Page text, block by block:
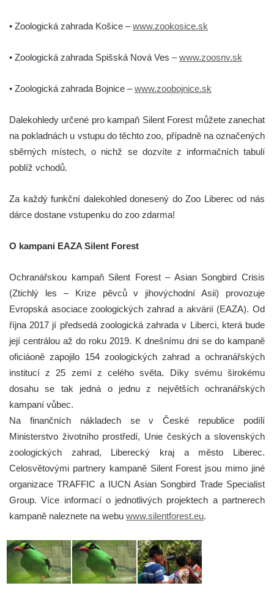
• Zoologická zahrada Košice –www.zookosice.sk
• Zoologická zahrada Spišská Nová Ves –www.zoosnv.sk
• Zoologická zahrada Bojnice –www.zoobojnice.sk
Dalekohledy určené pro kampaň Silent Forest můžete zanechat
na pokladnách u vstupu do těchto zoo, případně na označených
sběrných místech, o nichž se dozvíte z informačních tabulí
poblíž vchodů.
Za každý funkční dalekohled donesený do Zoo Liberec od nás
dárce dostane vstupenku do zoo zdarma!
O kampani EAZA Silent Forest
Ochranářskou kampaň Silent Forest – Asian Songbird Crisis
(Ztichlý les – Krize pěvců v jihovýchodní Asii) provozuje
Evropská asociace zoologických zahrad a akvárií (EAZA). Od
října 2017 jí předsedá zoologická zahrada v Liberci, která bude
její centrálou až do roku 2019. K dnešnímu dni se do kampaně
oficiáoně zapojilo 154 zoologických zahrad a ochranářských
institucí z 25 zemí z celého světa. Díky svému širokému
dosahu se tak jedná o jednu z největších ochranářských
kampaní vůbec.
Na finančních nákladech se v České republice podílí
Ministerstvo životního prostředí, Unie českých a slovenských
zoologických zahrad, Liberecký kraj a město Liberec.
Celosvětovými partnery kampaně Silent Forest jsou mimo jiné
organizace TRAFFIC a IUCN Asian Songbird Trade Specialist
Group. Více informací o jednotlivých projektech a partnerech
kampaně naleznete na webu www.silentforest.eu.